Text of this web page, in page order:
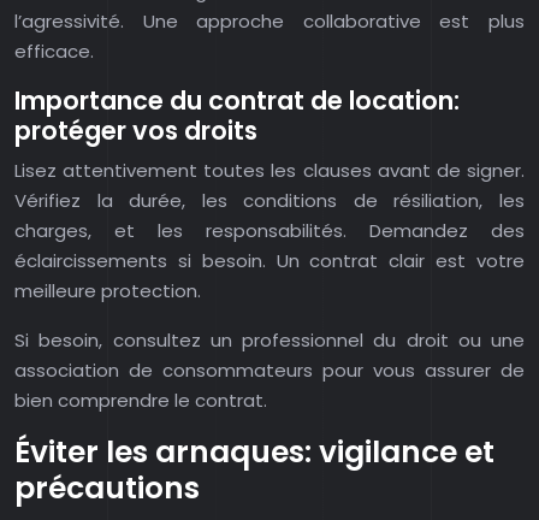
l’agressivité. Une approche collaborative est plus
efficace.
Importance du contrat de location:
protéger vos droits
Lisez attentivement toutes les clauses avant de signer.
Vérifiez la durée, les conditions de résiliation, les
charges, et les responsabilités. Demandez des
éclaircissements si besoin. Un contrat clair est votre
meilleure protection.
Si besoin, consultez un professionnel du droit ou une
association de consommateurs pour vous assurer de
bien comprendre le contrat.
Éviter les arnaques: vigilance et
précautions